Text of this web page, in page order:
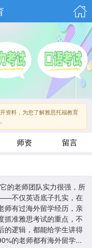
资料，为您了解雅思托福教育
师资 留言
的老师团队实力很强，所
不仅英语底子扎实，在
师有过海外留学经历，亲
抓准雅思考试的重点，不
的逻辑，都能给学生讲得
的老师都有海外留学...